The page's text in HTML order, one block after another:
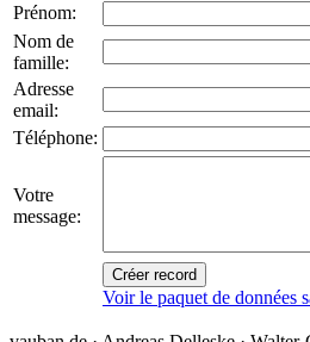
Prénom:
Nom de
famille:
Adresse
email:
Téléphone:
Votre
message:
Créer record
Voir le paquet de données